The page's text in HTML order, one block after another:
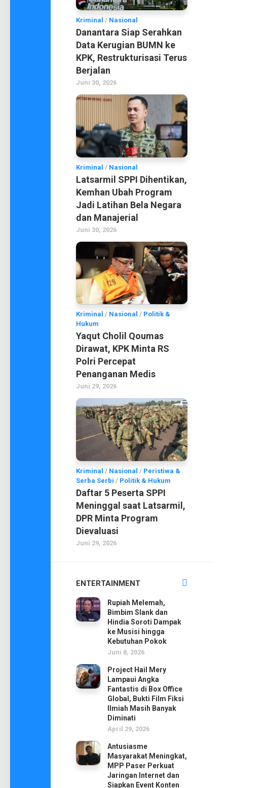
Kriminal / Nasional
Danantara Siap Serahkan
Data Kerugian BUMN ke
KPK, Restrukturisasi Terus
Berjalan
Juni 30, 2026
Kriminal / Nasional
Latsarmil SPPI Dihentikan,
Kemhan Ubah Program
Jadi Latihan Bela Negara
dan Manajerial
Juni 30, 2026
Kriminal / Nasional / Politik &
Hukum
Yaqut Cholil Qoumas
Dirawat, KPK Minta RS
Polri Percepat
Penanganan Medis
Juni 29, 2026
Kriminal / Nasional / Peristiwa &
Serba Serbi / Politik & Hukum
Daftar 5 Peserta SPPI
Meninggal saat Latsarmil,
DPR Minta Program
Dievaluasi
Juni 29, 2026
ENTERTAINMENT
Rupiah Melemah,
Bimbim Slank dan
Hindia Soroti Dampak
ke Musisi hingga
Kebutuhan Pokok
Juni 8, 2026
Project Hail Mery
Lampaui Angka
Fantastis di Box Office
Global, Bukti Film Fiksi
Ilmiah Masih Banyak
Diminati
April 29, 2026
Antusiasme
Masyarakat Meningkat,
MPP Paser Perkuat
Jaringan Internet dan
Siapkan Event Konten